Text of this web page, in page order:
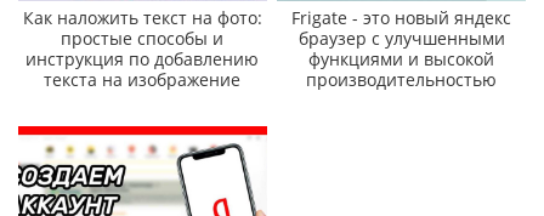
Как наложить текст на фото:
простые способы и
инструкция по добавлению
текста на изображение
Frigate - это новый яндекс
браузер с улучшенными
функциями и высокой
производительностью